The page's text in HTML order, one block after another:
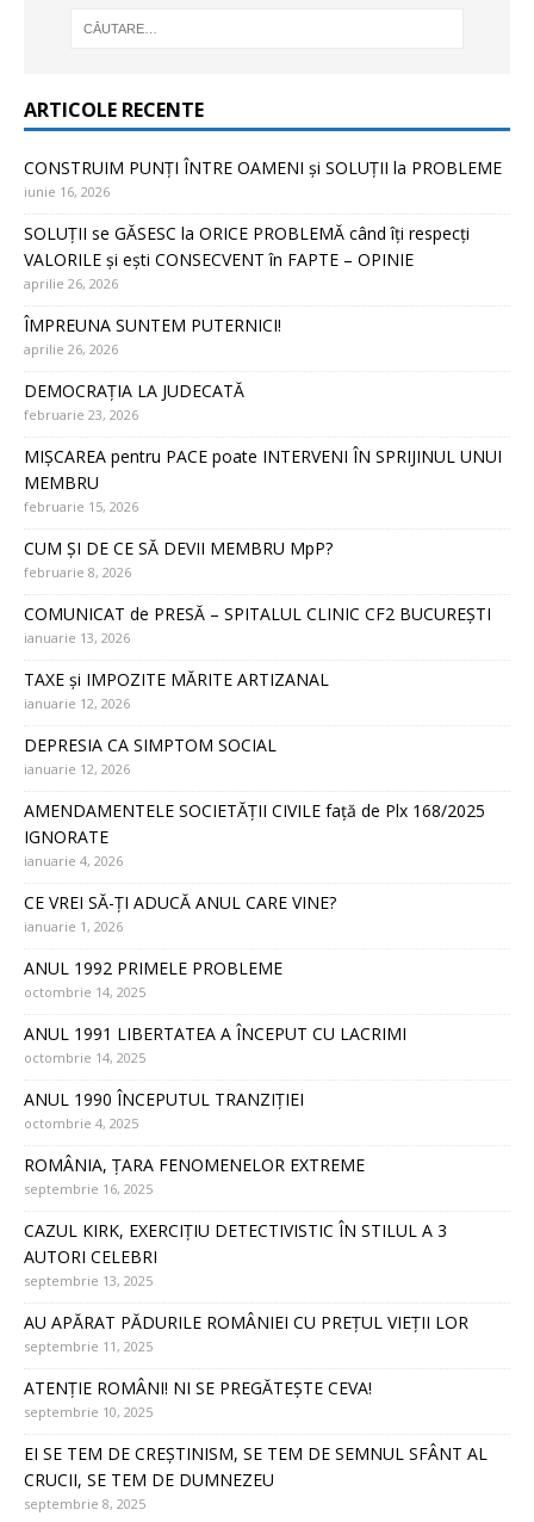
ARTICOLE RECENTE
CONSTRUIM PUNȚI ÎNTRE OAMENI și SOLUȚII la PROBLEME
iunie 16, 2026
SOLUȚII se GĂSESC la ORICE PROBLEMĂ când îți respecți
VALORILE și ești CONSECVENT în FAPTE – OPINIE
aprilie 26, 2026
ÎMPREUNA SUNTEM PUTERNICI!
aprilie 26, 2026
DEMOCRAȚIA LA JUDECATĂ
februarie 23, 2026
MIȘCAREA pentru PACE poate INTERVENI ÎN SPRIJINUL UNUI
MEMBRU
februarie 15, 2026
CUM ȘI DE CE SĂ DEVII MEMBRU MpP?
februarie 8, 2026
COMUNICAT de PRESĂ – SPITALUL CLINIC CF2 BUCUREȘTI
ianuarie 13, 2026
TAXE și IMPOZITE MĂRITE ARTIZANAL
ianuarie 12, 2026
DEPRESIA CA SIMPTOM SOCIAL
ianuarie 12, 2026
AMENDAMENTELE SOCIETĂȚII CIVILE față de Plx 168/2025
IGNORATE
ianuarie 4, 2026
CE VREI SĂ-ȚI ADUCĂ ANUL CARE VINE?
ianuarie 1, 2026
ANUL 1992 PRIMELE PROBLEME
octombrie 14, 2025
ANUL 1991 LIBERTATEA A ÎNCEPUT CU LACRIMI
octombrie 14, 2025
ANUL 1990 ÎNCEPUTUL TRANZIȚIEI
octombrie 4, 2025
ROMÂNIA, ȚARA FENOMENELOR EXTREME
septembrie 16, 2025
CAZUL KIRK, EXERCIȚIU DETECTIVISTIC ÎN STILUL A 3
AUTORI CELEBRI
septembrie 13, 2025
AU APĂRAT PĂDURILE ROMÂNIEI CU PREȚUL VIEȚII LOR
septembrie 11, 2025
ATENȚIE ROMÂNI! NI SE PREGĂTEȘTE CEVA!
septembrie 10, 2025
EI SE TEM DE CREȘTINISM, SE TEM DE SEMNUL SFÂNT AL
CRUCII, SE TEM DE DUMNEZEU
septembrie 8, 2025